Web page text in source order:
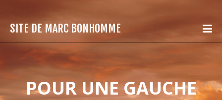
SITE DE MARC BONHOMME
POUR UNE GAUCHE